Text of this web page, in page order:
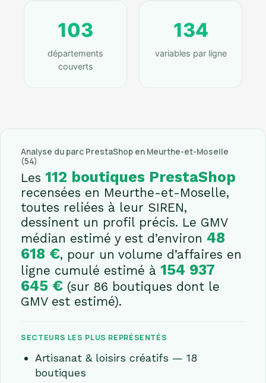
103
départements
couverts
134
variables par ligne
Analyse du parc PrestaShop en Meurthe-et-Moselle
(54)
Les112 boutiques PrestaShop
recensées en Meurthe-et-Moselle,
toutes reliées à leur SIREN,
dessinent un profil précis. Le GMV
médian estimé y est d’environ 48
618 €, pour un volume d’affaires en
ligne cumulé estimé à154 937
645 € (sur 86 boutiques dont le
GMV est estimé).
SECTEURS LES PLUS REPRÉSENTÉS
Artisanat & loisirs créatifs — 18
boutiques